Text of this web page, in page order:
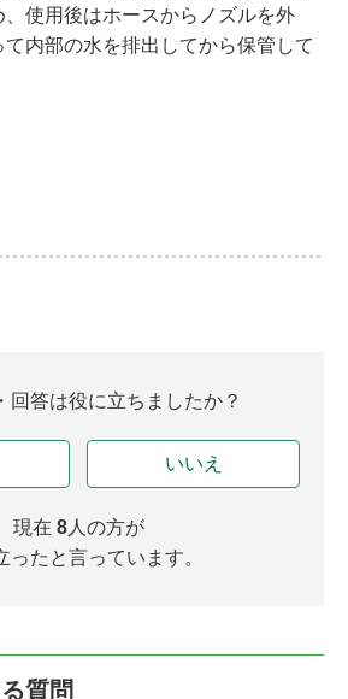
使用後はホースからノズルを外
て内部の水を排出してから保管して
回答は役に立ちましたか？
いいえ
現在 8人の方が
ったと言っています。
質問